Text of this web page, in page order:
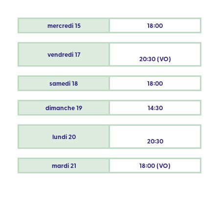
mercredi15 18:00
vendredi17 20:30 (VO)
samedi18 18:00
dimanche19 14:30
lundi20 20:30
mardi21 18:00 (VO)